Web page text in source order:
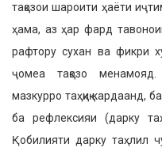
тақозои шароити ҳаёти
ҳама, аз ҳар фард
рафтору сухан ва фикри
ҷомеа тақозо
мазкурро таҳқиқ кардаанд,
ба рефлексияи (дарку
Қобилияти дарку таҳлил